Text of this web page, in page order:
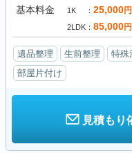
基本料金 1K 25,000
2LDK 85,000
遺品整理 生前整理 特殊
部屋片付け
見積もり